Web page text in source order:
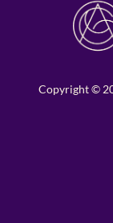
Copyright ©